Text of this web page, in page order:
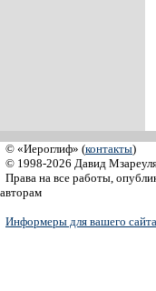
© «Иероглиф» (контакты)
© 1998-2026 Давид
Права на все работы,
авторам
Информеры для вашего сайта